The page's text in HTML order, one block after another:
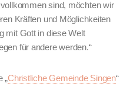
sind, möchten wir
Kräften und Möglichkeiten
mit Gott in diese Welt
für andere werden.“
„Christliche Gemeinde Singen“